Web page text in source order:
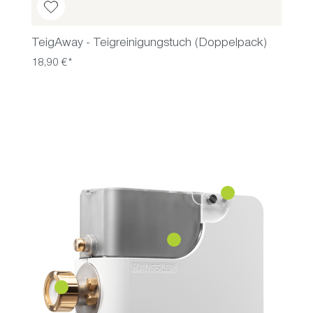
TeigAway - Teigreinigungstuch (Doppelpack)
18,90 €*